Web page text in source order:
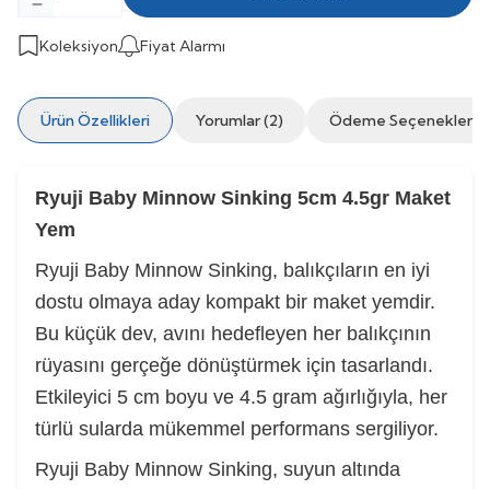
Koleksiyon Fiyat Alarmı
Ürün Özellikleri Yorumlar (2) Ödeme Seçenekleri
Ryuji Baby Minnow Sinking 5cm 4.5gr Maket
Yem
Ryuji Baby Minnow Sinking, balıkçıların en iyi
dostu olmaya aday kompakt bir maket yemdir.
Bu küçük dev, avını hedefleyen her balıkçının
rüyasını gerçeğe dönüştürmek için tasarlandı.
Etkileyici 5 cm boyu ve 4.5 gram ağırlığıyla, her
türlü sularda mükemmel performans sergiliyor.
Ryuji Baby Minnow Sinking, suyun altında